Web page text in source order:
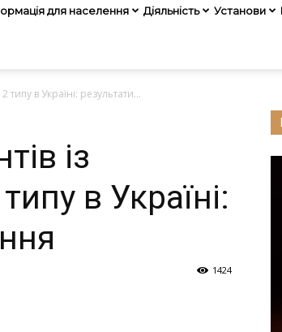
для населення Діяльність Установи
типу в Україні: результати...
із
в Україні:
1424